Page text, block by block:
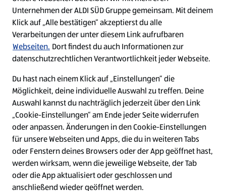
W
i
r
d
a
u
f
W
i
r
d
a
u
f
W
i
r
d
a
u
f
W
i
r
d
a
Cookie - Liste
Datenschutz
Unternehmen der ALDI SÜD Gruppe gemeinsam. Mit deinem
Klick auf „Alle bestätigen“ akzeptierst du alle
Verarbeitungen der unter diesem Link aufrufbaren
Webseiten. Dort findest du auch Informationen zur
datenschutzrechtlichen Verantwortlichkeit jeder Webseite.
Du hast nach einem Klick auf „Einstellungen“ die
Möglichkeit, deine individuelle Auswahl zu treffen. Deine
Auswahl kannst du nachträglich jederzeit über den Link
„Cookie-Einstellungen“ am Ende jeder Seite widerrufen
oder anpassen. Änderungen in den Cookie-Einstellungen
für unsere Webseiten und Apps, die du in weiteren Tabs
oder Fenstern deines Browsers oder der App geöffnet hast,
werden wirksam, wenn die jeweilige Webseite, der Tab
oder die App aktualisiert oder geschlossen und
anschließend wieder geöffnet werden.